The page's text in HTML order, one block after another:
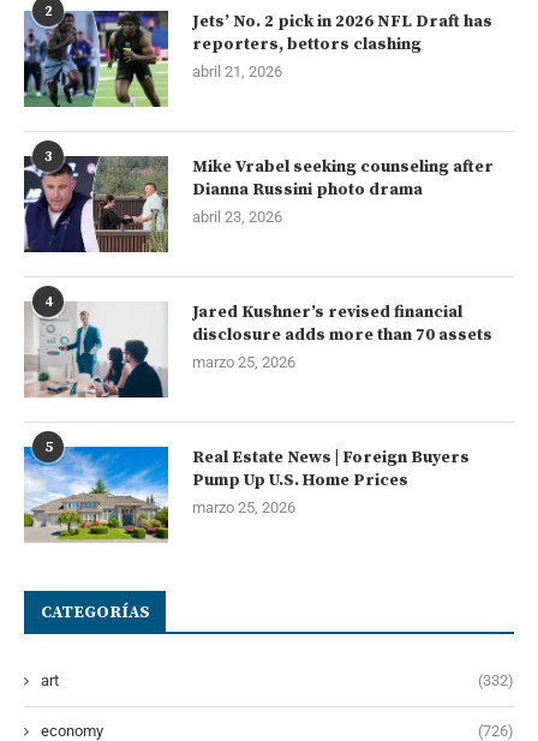
2
Jets’ No. 2 pick in 2026 NFL Draft has
reporters, bettors clashing
abril 21, 2026
3
Mike Vrabel seeking counseling after
Dianna Russini photo drama
abril 23, 2026
4
Jared Kushner’s revised financial
disclosure adds more than 70 assets
marzo 25, 2026
5
Real Estate News | Foreign Buyers
Pump Up U.S. Home Prices
marzo 25, 2026
CATEGORÍAS
art (332)
economy (726)